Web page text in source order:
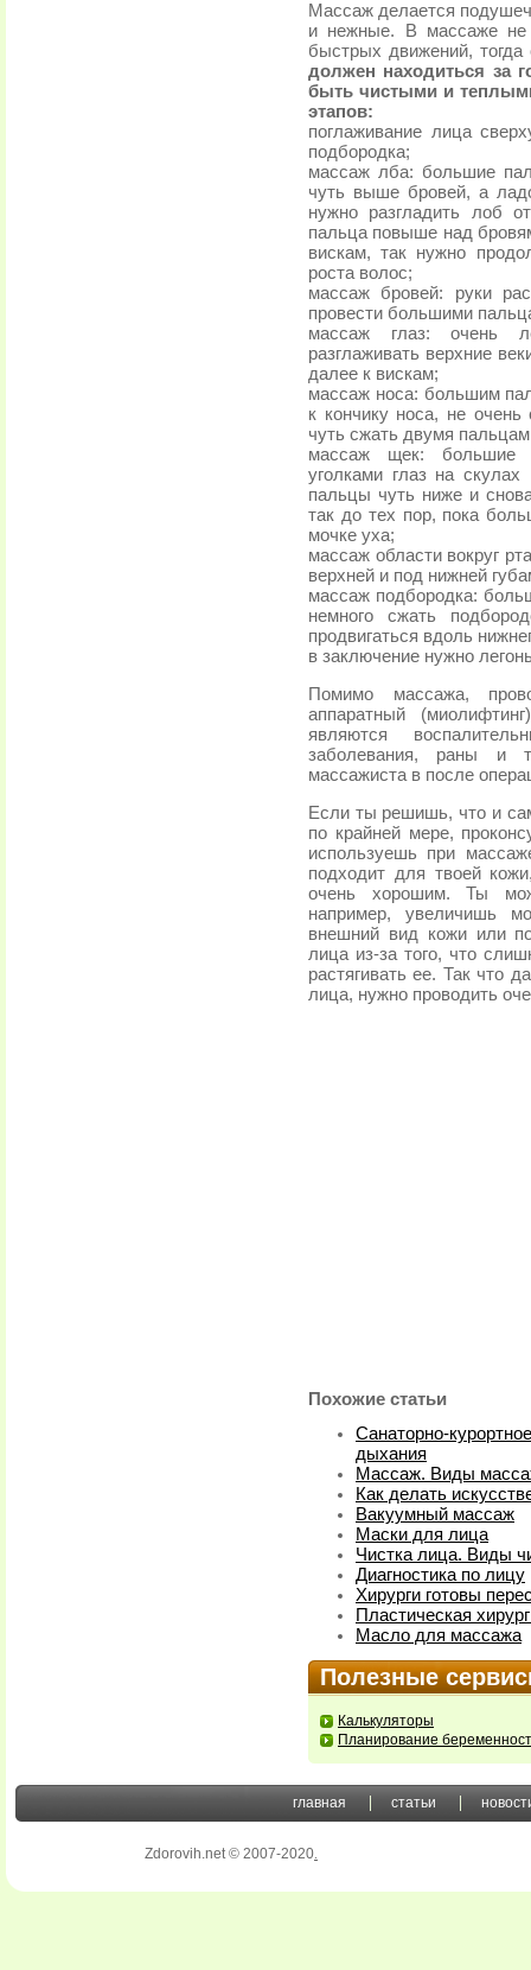
Массаж делается
и нежные. В массаже не
быстрых движений,
должен находиться за
быть чистыми и
этапов:
поглаживание лица
подбородка;
массаж лба: большие
чуть выше бровей, а
нужно разгладить лоб
пальца повыше над
вискам, так нужно
роста волос;
массаж бровей: руки
провести большими
массаж глаз: очень
разглаживать верхние
далее к вискам;
массаж носа: большим
к кончику носа, не
чуть сжать двумя
массаж щек: большие
уголками глаз на
пальцы чуть ниже и
так до тех пор, пока
мочке уха;
массаж области вокруг
верхней и под нижней
массаж подбородка:
немного сжать
продвигаться вдоль
в заключение нужно
Помимо массажа,
аппаратный
являются
заболевания, раны и
массажиста в после
Если ты решишь, что и
по крайней мере,
используешь при
подходит для твоей
очень хорошим. Ты
например, увеличишь
внешний вид кожи или
лица из-за того, что
растягивать ее. Так что
лица, нужно проводить
Похожие статьи
Санаторно-
дыхания
Массаж. Виды
Как делать
Вакуумный массаж
Маски для лица
Чистка лица. Виды
Диагностика по лицу
Хирурги готовы
Пластическая
Масло для массажа
Полезные
Калькуляторы
Планирование
главная статьи
Zdorovih.net © 2007-2020